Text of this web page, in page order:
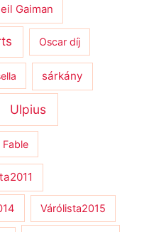
Gaiman
Oscar díj
sárkány
Ulpius
Fable
Várólista2015